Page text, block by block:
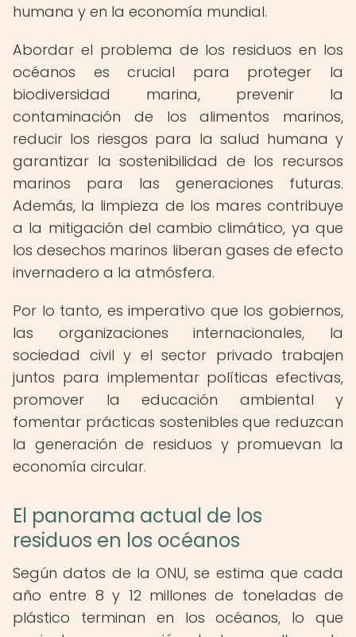
humana y en la economía mundial.
Abordar el problema de los residuos en los
océanos es crucial para proteger la
biodiversidad marina, prevenir la
contaminación de los alimentos marinos,
reducir los riesgos para la salud humana y
garantizar la sostenibilidad de los recursos
marinos para las generaciones futuras.
Además, la limpieza de los mares contribuye
a la mitigación del cambio climático, ya que
los desechos marinos liberan gases de efecto
invernadero a la atmósfera.
Por lo tanto, es imperativo que los gobiernos,
las organizaciones internacionales, la
sociedad civil y el sector privado trabajen
juntos para implementar políticas efectivas,
promover la educación ambiental y
fomentar prácticas sostenibles que reduzcan
la generación de residuos y promuevan la
economía circular.
El panorama actual de los
residuos en los océanos
Según datos de la ONU, se estima que cada
año entre 8 y 12 millones de toneladas de
plástico terminan en los océanos, lo que